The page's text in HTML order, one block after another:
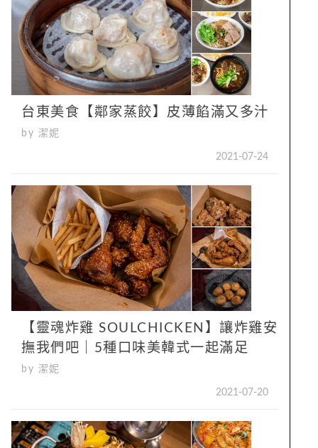
台東美食【鄰家蒸餃】皮薄餡滿又多汁
by 潔妮
2021-07-24
【靈魂炸雞 SOULCHICKEN】讓炸雞安
撫我們吧｜5種口味美韓式一起滿足
by 潔妮
2021-07-20